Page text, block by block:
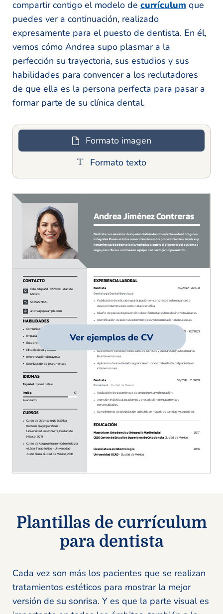
compartir contigo el modelo de currículum que
puedes ver a continuación, realizado
expresamente para el puesto de dentista. En él,
vemos cómo Andrea supo plasmar a la
perfección su trayectoria, sus estudios y sus
habilidades para convencer a los reclutadores
de que ella es la persona perfecta para pasar a
formar parte de su clínica dental.
Formato imagen
Formato texto
Ver ejemplos de CV
Plantillas de currículum
para dentista
Cada vez son más los pacientes que se realizan
tratamientos estéticos para mostrar la mejor
versión de su sonrisa. Y es que la parte visual es